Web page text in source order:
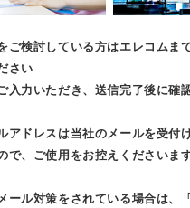
ご検討している方はエレコムま
さい
入力いただき、送信完了後に確
アドレスは当社のメールを受付
で、ご使用をお控えくださいま
ール対策をされている場合は、